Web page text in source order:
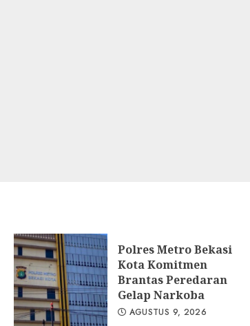
Polres Metro Bekasi
Kota Komitmen
Brantas Peredaran
Gelap Narkoba
AGUSTUS 9, 2026